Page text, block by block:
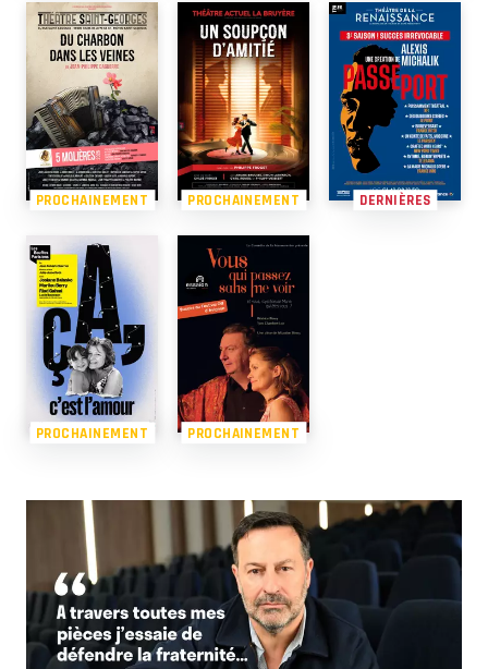
PROCHAINEMENT PROCHAINEMENT DERNIÈRES
PROCHAINEMENT PROCHAINEMENT